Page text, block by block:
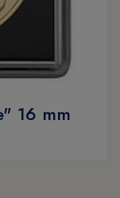
16 mm